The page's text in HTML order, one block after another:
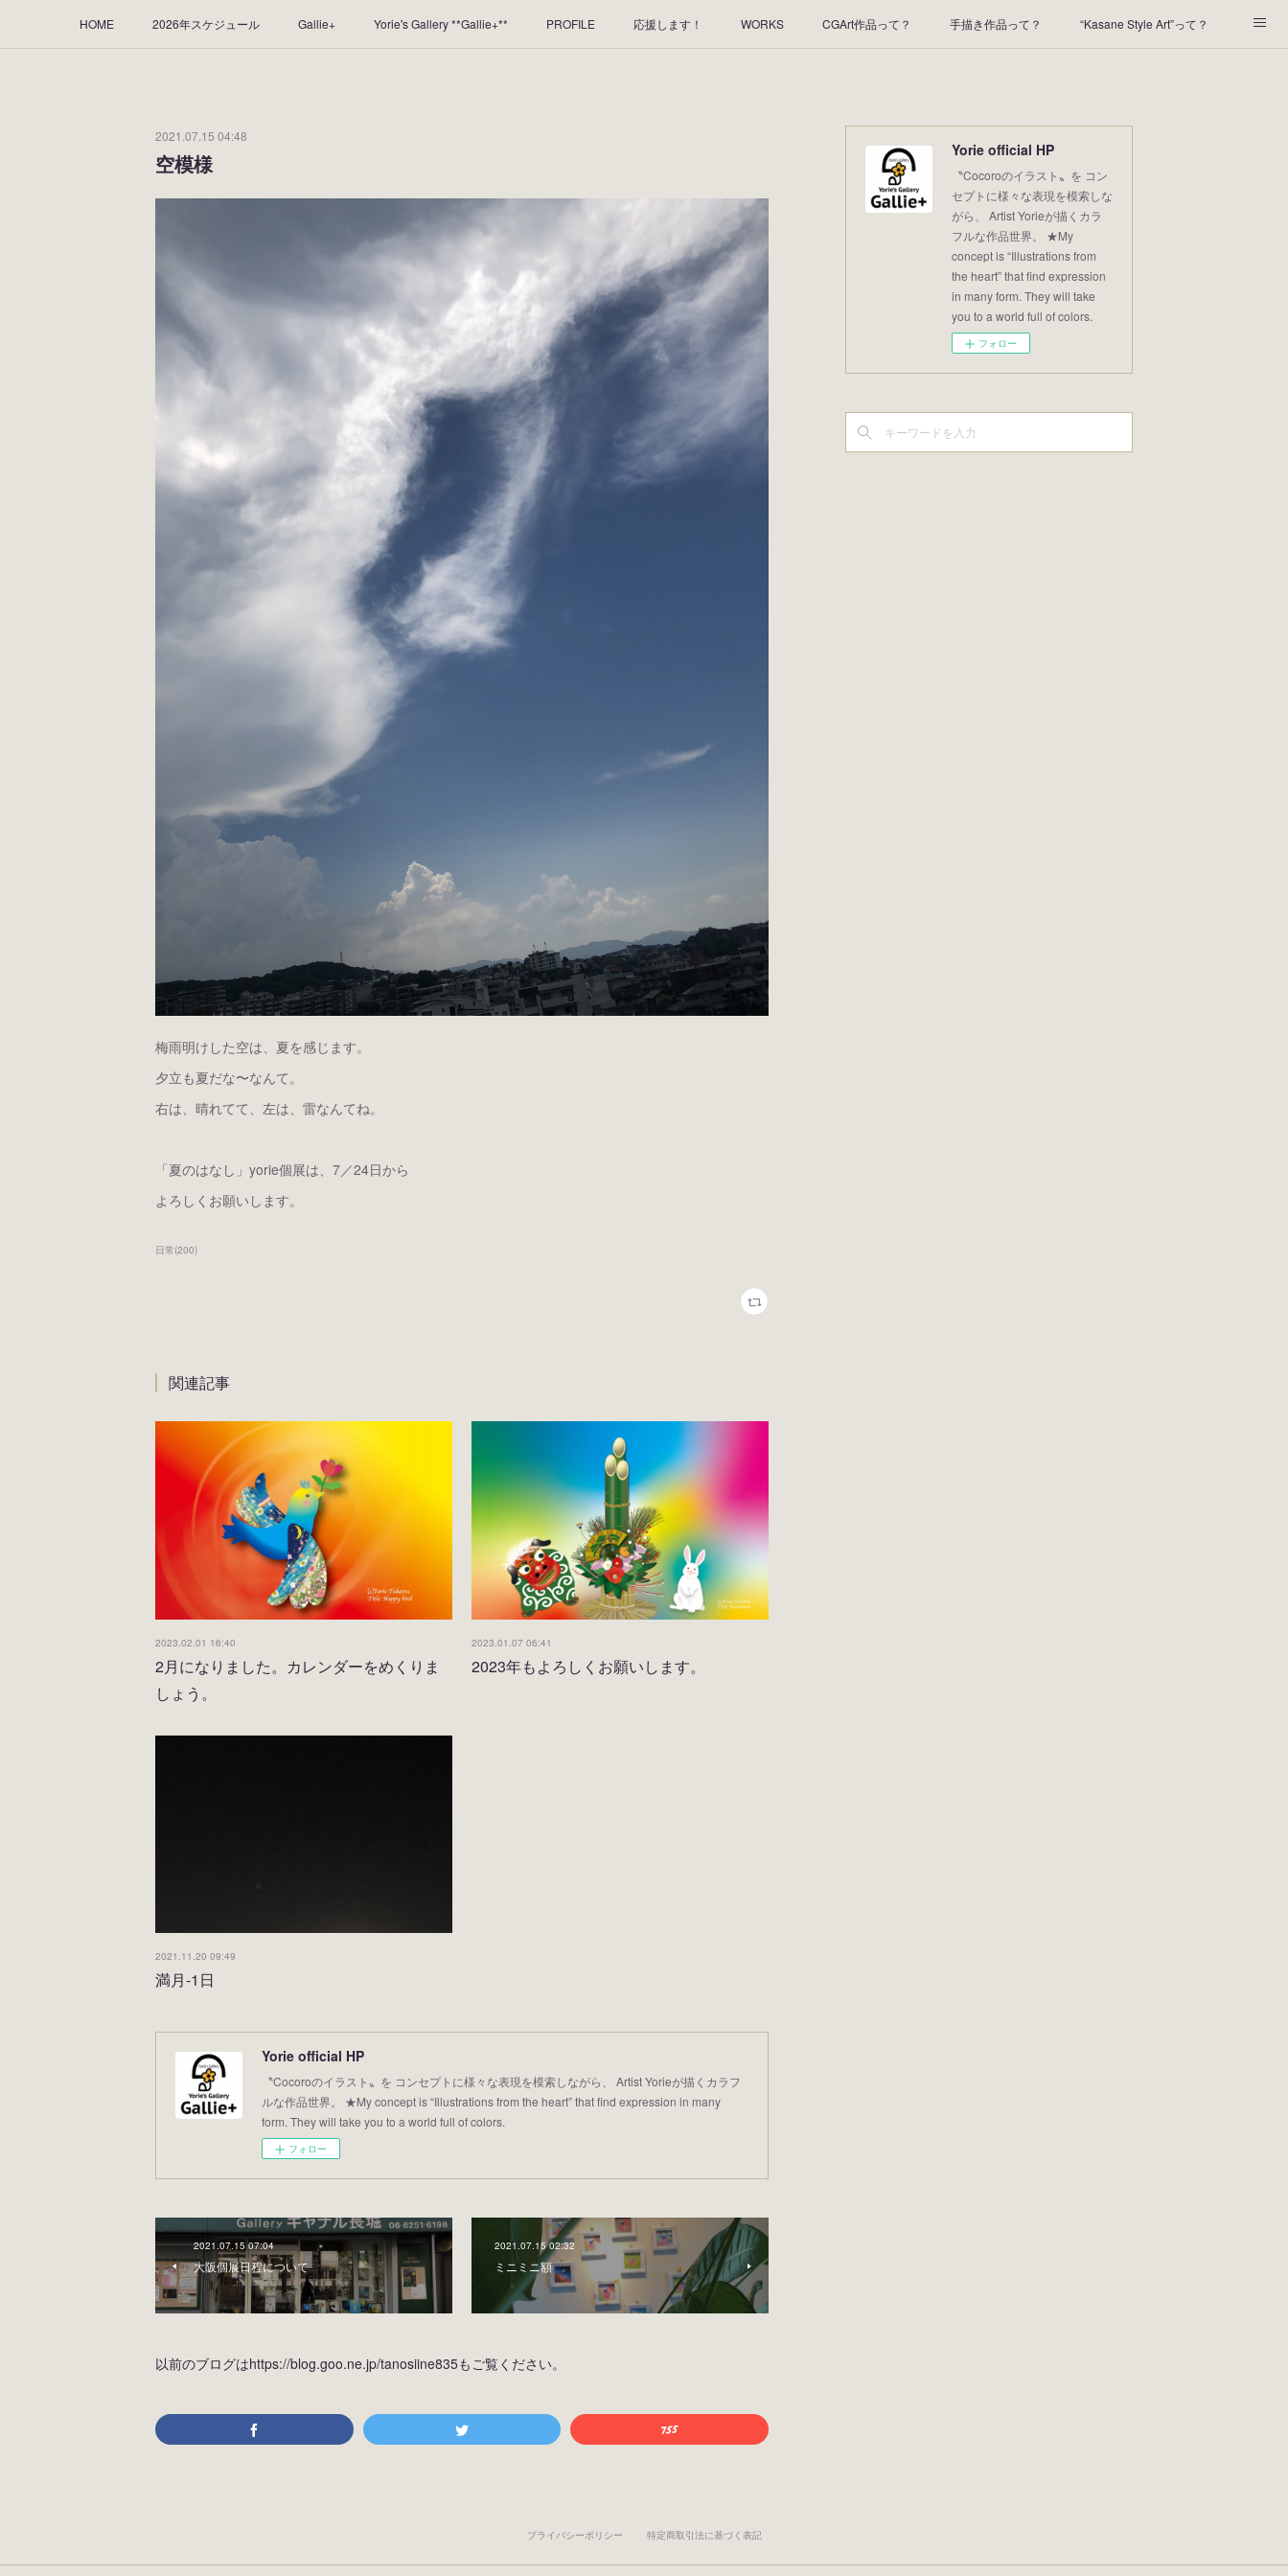
HOME 2026年スケジュール Gallie+ Yorie's Gallery **Gallie+** PROFILE 応援します！ WORKS CGArt作品って？ 手描き作品って？ “Kasane Style Art”って？
2021.07.15 04:48
空模様
梅雨明けした空は、夏を感じます。
夕立も夏だな〜なんて。
右は、晴れてて、左は、雷なんてね。
「夏のはなし」yorie個展は、7／24日から
よろしくお願いします。
日常(200)
関連記事
2023.02.01 16:40
2月になりました。カレンダーをめくりま
しょう。
2023.01.07 06:41
2023年もよろしくお願いします。
2021.11.20 09:49
満月-1日
Yorie official HP
〝Cocoroのイラスト〟を コンセプトに様々な表現を模索しながら、 Artist Yorieが描くカラフ
ルな作品世界。 ★My concept is “Illustrations from the heart” that find expression in many
form. They will take you to a world full of colors.
フォロー
2021.07.15 07:04
大阪個展日程について
2021.07.15 02:32
ミニミニ額
以前のブログはhttps://blog.goo.ne.jp/tanosiine835もご覧ください。
Yorie official HP
〝Cocoroのイラスト〟を コン
セプトに様々な表現を模索しな
がら、 Artist Yorieが描くカラ
フルな作品世界。 ★My
concept is “Illustrations from
the heart” that find expression
in many form. They will take
you to a world full of colors.
フォロー
プライバシーポリシー 特定商取引法に基づく表記